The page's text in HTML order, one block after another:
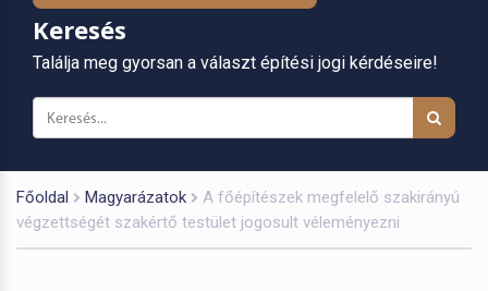
Keresés
Találja meg gyorsan a választ építési jogi kérdéseire!
Főoldal Magyarázatok
A főépítészek megfelelő szakirányú
végzettségét szakértő testület jogosult véleményezni